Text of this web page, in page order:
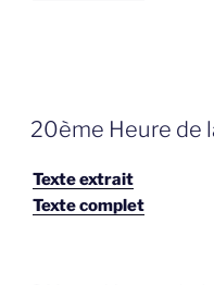
GEPLAATST
OP
20ème Heure de
Texte extrait
Texte complet